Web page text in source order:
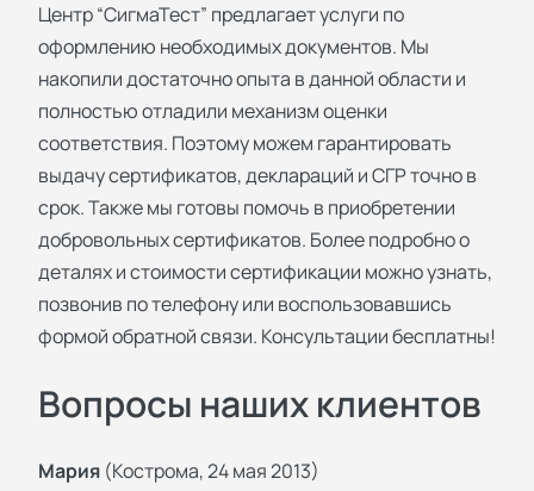
Центр “СигмаТест” предлагает услуги по
оформлению необходимых документов. Мы
накопили достаточно опыта в данной области и
полностью отладили механизм оценки
соответствия. Поэтому можем гарантировать
выдачу сертификатов, деклараций и СГР точно в
срок. Также мы готовы помочь в приобретении
добровольных сертификатов. Более подробно о
деталях и стоимости сертификации можно узнать,
позвонив по телефону или воспользовавшись
формой обратной связи. Консультации бесплатны!
Вопросы наших клиентов
Мария (Кострома, 24 мая 2013)